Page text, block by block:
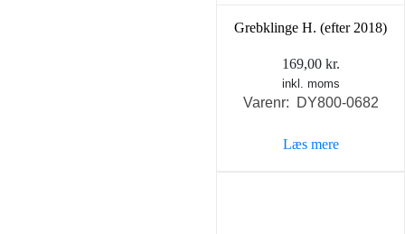
Grebklinge H. (efter 2018)
169,00 kr.
inkl. moms
Varenr: DY800-0682
Læs mere